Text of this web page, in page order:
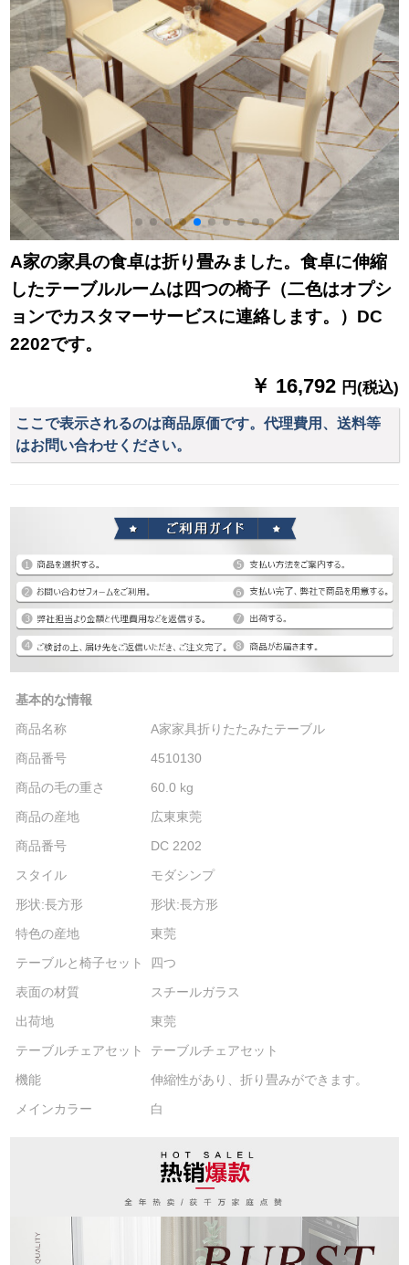
A家の家具の食卓は折り畳みました。食卓に伸縮
したテーブルルームは四つの椅子（二色はオプシ
ョンでカスタマーサービスに連絡します。）DC
2202です。
￥ 16,792 円(税込)
ここで表示されるのは商品原価です。代理費用、送料等
はお問い合わせください。
基本的な情報
商品名称
A家家具折りたたみたテーブル
商品番号
4510130
商品の毛の重さ
60.0 kg
商品の産地
広東東莞
商品番号
DC 2202
スタイル
モダシンプ
形状:長方形
形状:長方形
特色の産地
東莞
テーブルと椅子セット
四つ
表面の材質
スチールガラス
出荷地
東莞
テーブルチェアセット
テーブルチェアセット
機能
伸縮性があり、折り畳みができます。
メインカラー
白